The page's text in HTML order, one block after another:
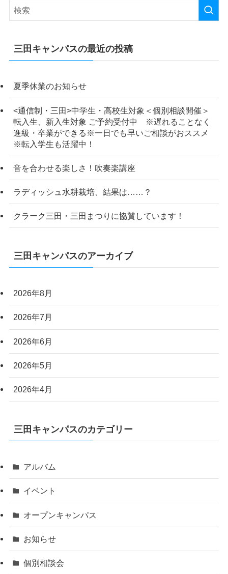
三田キャンパスの最近の投稿
夏季休業のお知らせ
<通信制・三田>中学生・高校生対象＜個別相談開催＞
転入生、新入生対象 ご予約受付中 ※遅れることなく
進級・卒業ができる※一日でも早いご相談がおススメ
※転入学生も活躍中！
音を合わせる楽しさ！吹奏楽講座
ラディッシュ水耕栽培、結果は……？
クラーク三田・三田まつりに協賛しています！
三田キャンパスのアーカイブ
2026年8月
2026年7月
2026年6月
2026年5月
2026年4月
三田キャンパスのカテゴリー
アルバム
イベント
オープンキャンパス
お知らせ
個別相談会